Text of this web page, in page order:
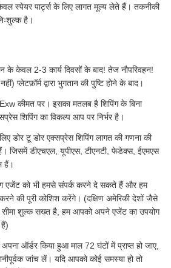
स्पेयर पार्ट्स के लिए लागत मूल्य लेते हैं। तकनीकी
है।
के केवल 2-3 कार्य दिवसों के बाद! तेज नौपरिवहन!
प्लेटफ़ॉर्म द्वारा भुगतान की पुष्टि होने के बाद।
कीमत पर। इसका मतलब है शिपिंग के बिना
शिपिंग का विकल्प आप पर निर्भर है।
डोर टू डोर एक्सप्रेस शिपिंग लागत की गणना की
डीएचएल, यूपीएस, टीएनटी, फेडेक्स, ईएमएस
हैं।
एजेंट को भी हमसे संपर्क करने दे सकते हैं और हम
की पूरी कोशिश करेंगे। (दक्षिण अमेरिकी देशों जैसे
सीमा शुल्क सख्त है, हम आपको अपने एजेंट का उपयोग
ऑर्डर किया हुआ माल 72 घंटों में प्राप्त हो जाए,
जांच लें। यदि आपको कोई समस्या हो तो